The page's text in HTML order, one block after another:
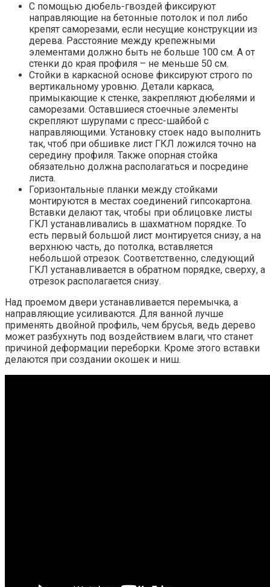
С помощью дюбель-гвоздей фиксируют
направляющие на бетонные потолок и пол либо
крепят саморезами, если несущие конструкции из
дерева. Расстояние между крепежными
элементами должно быть не больше 100 см. А от
стенки до края профиля – не меньше 50 см.
Стойки в каркасной основе фиксируют строго по
вертикальному уровню. Детали каркаса,
примыкающие к стенке, закрепляют дюбелями и
саморезами. Оставшиеся стоечные элементы
скрепляют шурупами с пресс-шайбой с
направляющими. Установку стоек надо выполнить
так, чтоб при обшивке лист ГКЛ ложился точно на
середину профиля. Также опорная стойка
обязательно должна располагаться и посредине
листа.
Горизонтальные планки между стойками
монтируются в местах соединений гипсокартона.
Вставки делают так, чтобы при облицовке листы
ГКЛ устанавливались в шахматном порядке. То
есть первый большой лист монтируется снизу, а на
верхнюю часть, до потолка, вставляется
небольшой отрезок. Соответственно, следующий
ГКЛ устанавливается в обратном порядке, сверху, а
отрезок располагается снизу.
Над проемом двери устанавливается перемычка, а
направляющие усиливаются. Для ванной лучше
применять двойной профиль, чем брусья, ведь дерево
может разбухнуть под воздействием влаги, что станет
причиной деформации переборки. Кроме этого вставки
делаются при создании окошек и ниш.